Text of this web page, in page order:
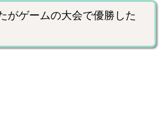
がゲームの大会で優勝した